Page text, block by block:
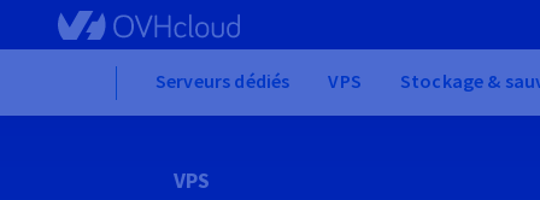
Skip to main content
Serveurs dédiés VPS Stockage &
VPS